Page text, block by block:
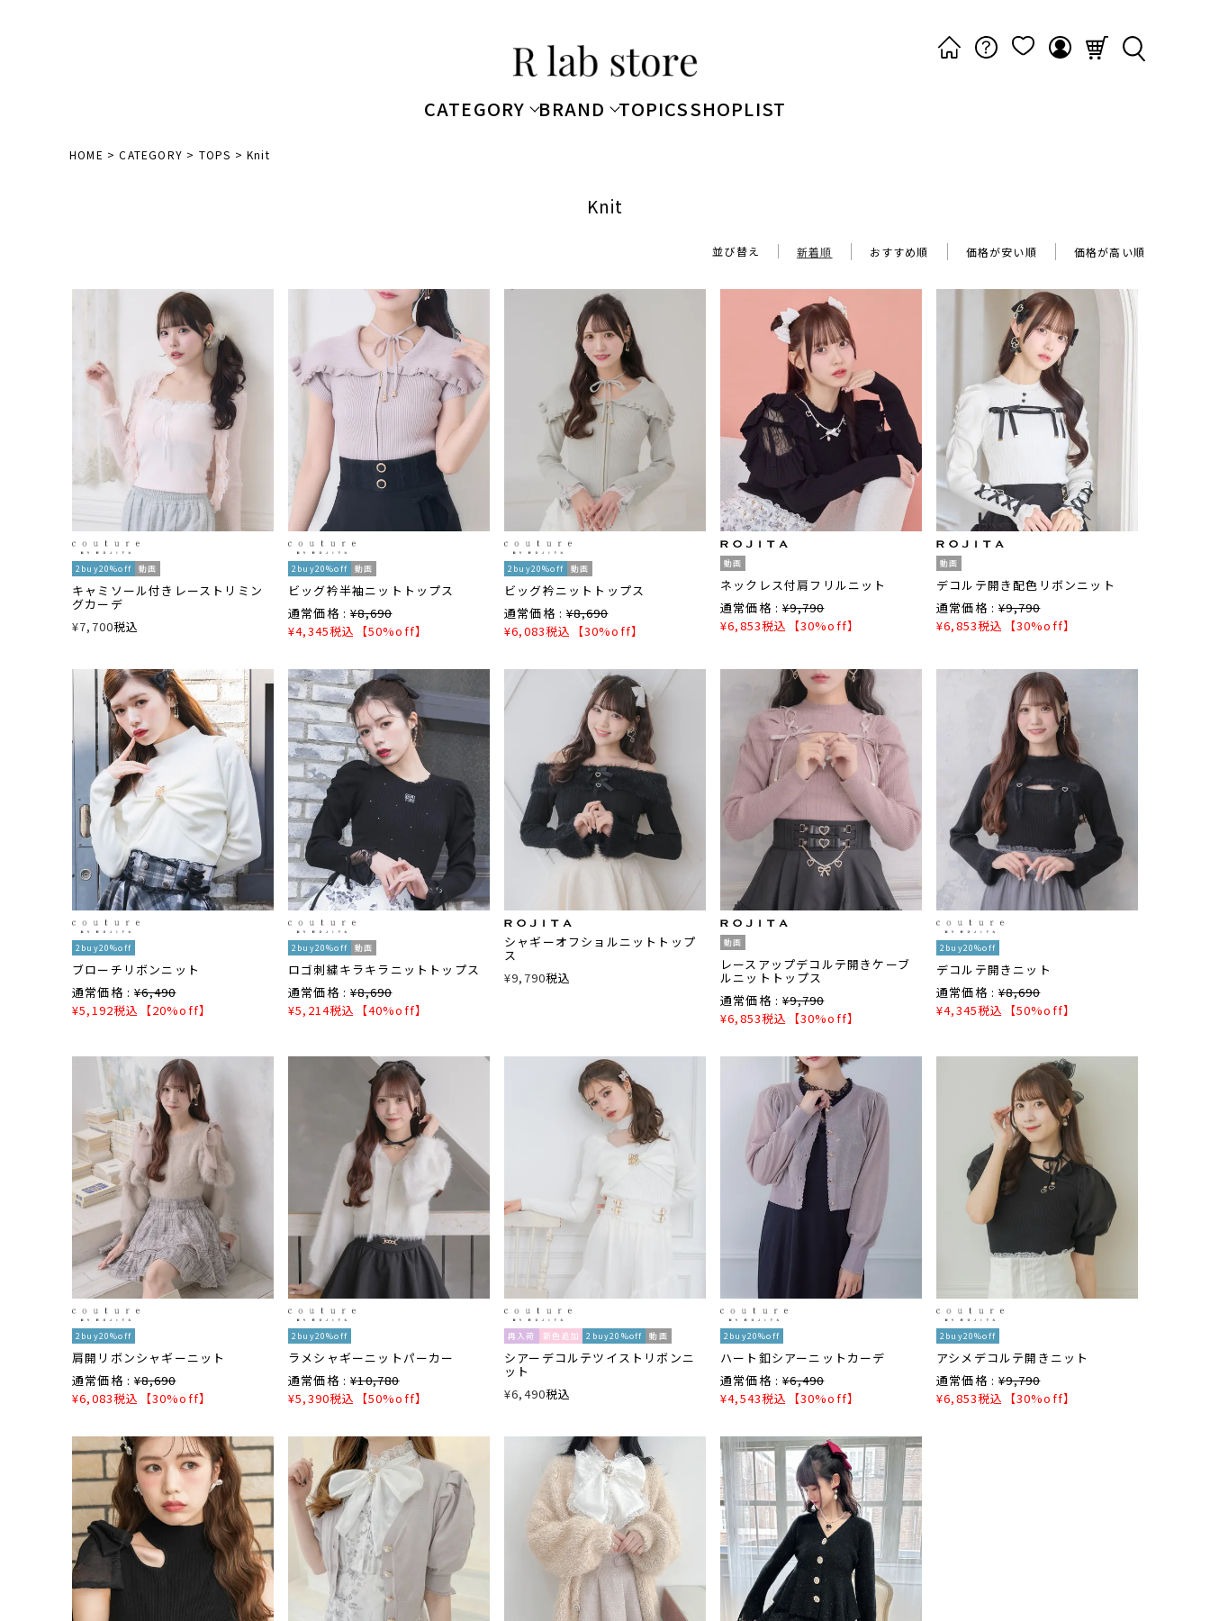
CATEGORY BRAND TOPICSSHOPLIST
HOME CATEGORY TOPS Knit
Knit
並び替え 新着順 おすすめ順 価格が安い順 価格が高い順
2buy20%off 動画
キャミソール付きレーストリミン
グカーデ
¥7,700税込
2buy20%off 動画
ビッグ衿半袖ニットトップス
通常価格 : ¥8,690
¥4,345税込 【50%off】
2buy20%off 動画
ビッグ衿ニットトップス
通常価格 : ¥8,690
¥6,083税込 【30%off】
動画
ネックレス付肩フリルニット
通常価格 : ¥9,790
¥6,853税込 【30%off】
動画
デコルテ開き配色リボンニット
通常価格 : ¥9,790
¥6,853税込 【30%off】
2buy20%off
ブローチリボンニット
通常価格 : ¥6,490
¥5,192税込 【20%off】
2buy20%off 動画
ロゴ刺繍キラキラニットトップス
通常価格 : ¥8,690
¥5,214税込 【40%off】
シャギーオフショルニットトップ
ス
¥9,790税込
動画
レースアップデコルテ開きケーブ
ルニットトップス
通常価格 : ¥9,790
¥6,853税込 【30%off】
2buy20%off
デコルテ開きニット
通常価格 : ¥8,690
¥4,345税込 【50%off】
2buy20%off
肩開リボンシャギーニット
通常価格 : ¥8,690
¥6,083税込 【30%off】
2buy20%off
ラメシャギーニットパーカー
通常価格 : ¥10,780
¥5,390税込 【50%off】
再入荷 新色追加 2buy20%off 動画
シアーデコルテツイストリボンニ
ット
¥6,490税込
2buy20%off
ハート釦シアーニットカーデ
通常価格 : ¥6,490
¥4,543税込 【30%off】
2buy20%off
アシメデコルテ開きニット
通常価格 : ¥9,790
¥6,853税込 【30%off】